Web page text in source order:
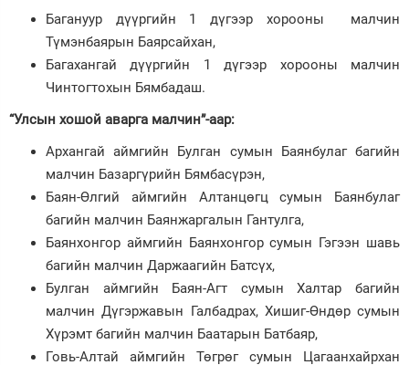
Багануур дүүргийн 1 дүгээр хорооны малчин
Түмэнбаярын Баярсайхан,
Багахангай дүүргийн 1 дүгээр хорооны малчин
Чинтогтохын Бямбадаш.
“Улсын хошой аварга малчин”-аар:
Архангай аймгийн Булган сумын Баянбулаг багийн
малчин Базаргүрийн Бямбасүрэн,
Баян-Өлгий аймгийн Алтанцөгц сумын Баянбулаг
багийн малчин Баянжаргалын Гантулга,
Баянхонгор аймгийн Баянхонгор сумын Гэгээн шавь
багийн малчин Даржаагийн Батсүх,
Булган аймгийн Баян-Агт сумын Халтар багийн
малчин Дүгэржавын Галбадрах, Хишиг-Өндөр сумын
Хүрэмт багийн малчин Баатарын Батбаяр,
Говь-Алтай аймгийн Төгрөг сумын Цагаанхайрхан